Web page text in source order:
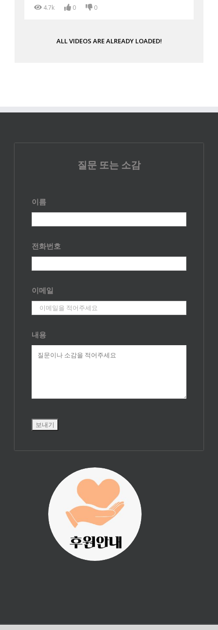
4.7k 0 0
ALL VIDEOS ARE ALREADY LOADED!
질문 또는 소감
이름
전화번호
이메일
내용
진리횃불 사역은
여러분의 후원으
로 이루어집니다.